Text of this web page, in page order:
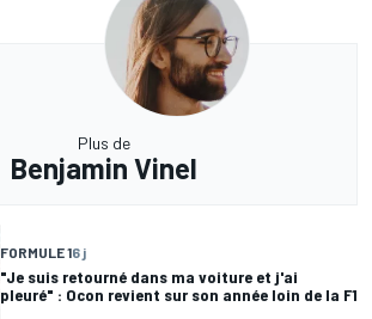
Plus de
Benjamin Vinel
FORMULE 16 j
"Je suis retourné dans ma voiture et j'ai
pleuré" : Ocon revient sur son année loin de la F1